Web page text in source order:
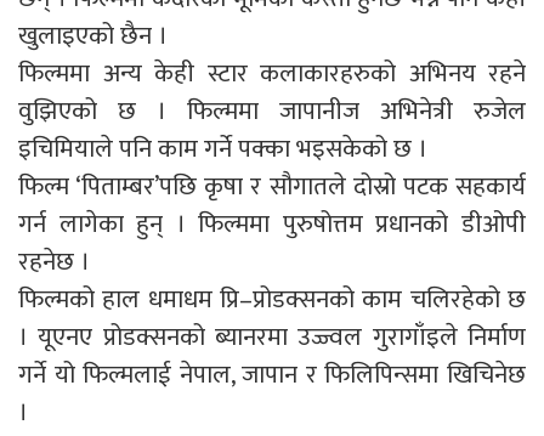
खुलाइएको छैन ।
फिल्ममा अन्य केही स्टार कलाकारहरुको अभिनय रहने
वुझिएको छ । फिल्ममा जापानीज अभिनेत्री रुजेल
इचिमियाले पनि काम गर्ने पक्का भइसकेको छ ।
फिल्म ‘पिताम्बर’पछि कृषा र सौगातले दोस्रो पटक सहकार्य
गर्न लागेका हुन् । फिल्ममा पुरुषोत्तम प्रधानको डीओपी
रहनेछ ।
फिल्मको हाल धमाधम प्रि–प्रोडक्सनको काम चलिरहेको छ
। यूएनए प्रोडक्सनको ब्यानरमा उज्ज्वल गुरागाँइले निर्माण
गर्ने यो फिल्मलाई नेपाल, जापान र फिलिपिन्समा खिचिनेछ
।